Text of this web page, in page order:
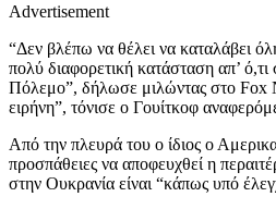
Advertisement
“Δεν βλέπω να θέλει να καταλάβει
πολύ διαφορετική κατάσταση απ’
Πόλεμο”, δήλωσε μιλώντας στο Fox
ειρήνη”, τόνισε ο Γουίτκοφ
Από την πλευρά του ο ίδιος ο
προσπάθειες να αποφευχθεί η
στην Ουκρανία είναι “κάπως υπό